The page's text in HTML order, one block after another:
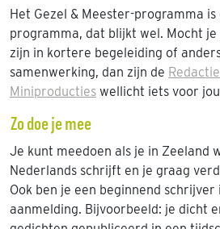
Het Gezel & Meester-programma
programma, dat blijkt wel. Mocht
zijn in kortere begeleiding of
samenwerking, dan zijn de
Miniproducties wellicht iets voor
Zo doe je mee
Je kunt meedoen als je in Zeeland
Nederlands schrijft en je graag
Ook ben je een beginnend
aanmelding. Bijvoorbeeld: je dicht